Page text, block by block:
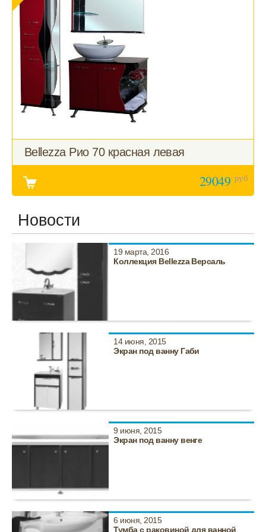
Bellezza Рио 70 красная левая
29049 руб
Новости
19 марта, 2016
Коллекция Bellezza Версаль
14 июня, 2015
Экран под ванну Габи
9 июня, 2015
Экран под ванну венге
6 июня, 2015
Тумба с раковиной для ванной